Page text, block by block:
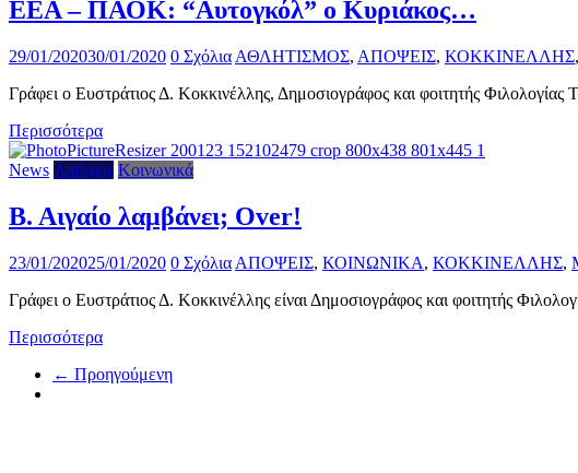
ΕΕΑ – ΠΑΟΚ: “Αυτογκόλ” ο Κυριάκος…
29/01/202030/01/2020 0 Σχόλια ΑΘΛΗΤΙΣΜΟΣ, ΑΠΟΨΕΙΣ, ΚΟΚΚΙΝΕΛΛΗΣ,
Γράφει ο Ευστράτιος Δ. Κοκκινέλλης, Δημοσιογράφος και φοιτητής Φιλολογίας
Περισσότερα
News Απόψεις Κοινωνικά
Β. Αιγαίο λαμβάνει; Over!
23/01/202025/01/2020 0 Σχόλια ΑΠΟΨΕΙΣ, ΚΟΙΝΩΝΙΚΑ, ΚΟΚΚΙΝΕΛΛΗΣ,
Γράφει ο Ευστράτιος Δ. Κοκκινέλλης είναι Δημοσιογράφος και φοιτητής
Περισσότερα
← Προηγούμενη